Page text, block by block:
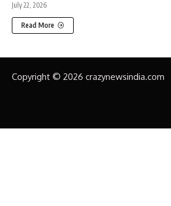
July 22, 2026
Read More
Copyright © 2026 crazynewsindia.com